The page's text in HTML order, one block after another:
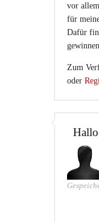
vor
für
Dafür
Zum
oder